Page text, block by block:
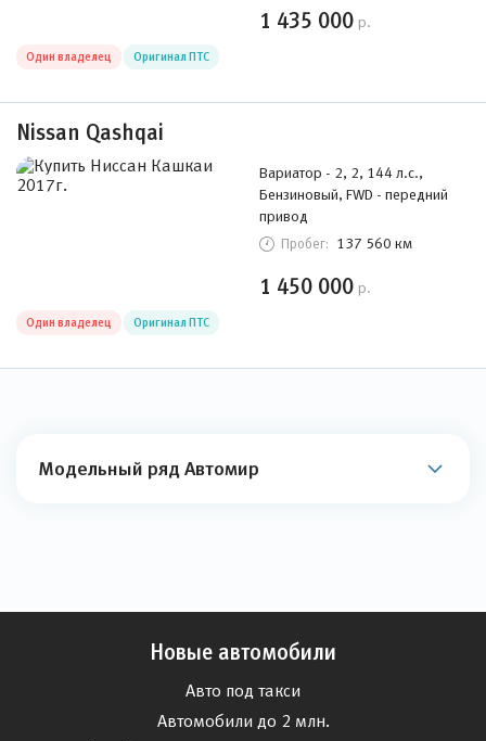
1 435 000 р.
Один владелец Оригинал ПТС
Nissan Qashqai
Вариатор - 2, 2, 144 л.с.,
Бензиновый, FWD - передний
привод
Пробег: 137 560 км
1 450 000 р.
Один владелец Оригинал ПТС
Модельный ряд Автомир
Новые автомобили
Авто под такси
Автомобили до 2 млн.